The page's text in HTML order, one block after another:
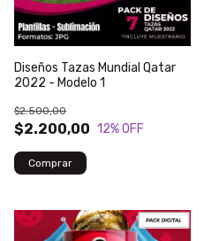
Diseños Tazas Mundial Qatar
2022 - Modelo 1
$2.200,00
$2.500,00
12% OFF